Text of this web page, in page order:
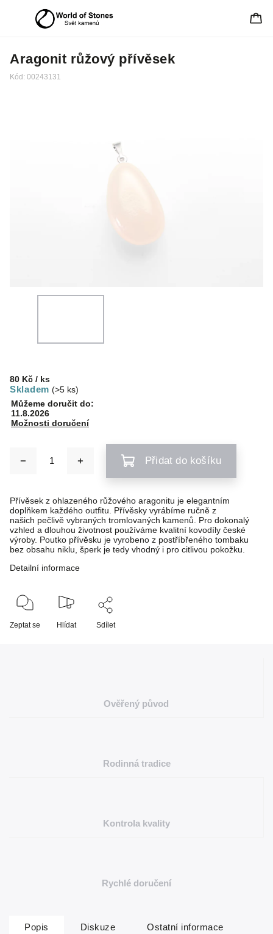
Aragonit růžový přívěsek
Kód: 00243131
80 Kč / ks
Skladem (>5 ks)
Můžeme doručit do:
11.8.2026
Možnosti doručení
Přidat do košíku
Přívěsek z ohlazeného růžového aragonitu je elegantním
doplňkem každého outfitu. Přívěsky vyrábíme ručně z
našich pečlivě vybraných tromlovaných kamenů. Pro dokonalý
vzhled a dlouhou životnost používáme kvalitní kovodíly české
výroby. Poutko přívěsku je vyrobeno z postříbřeného tombaku
bez obsahu niklu, šperk je tedy vhodný i pro citlivou pokožku.
Detailní informace
Zeptat se Hlídat Sdílet
Ověřený původ
Rodinná tradice
Kontrola kvality
Rychlé doručení
Popis Diskuze Ostatní informace